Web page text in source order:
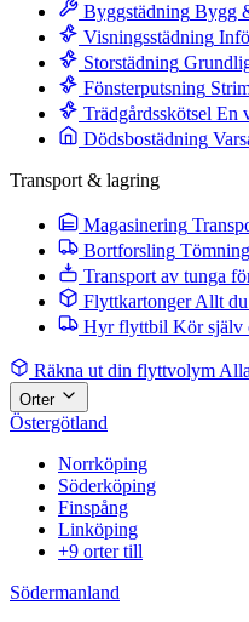
Byggstädning Bygg
Visningsstädning
Storstädning
Fönsterputsning
Trädgårdsskötsel En
Dödsbostädning
Transport & lagring
Magasinering
Bortforsling
Transport av tunga
Flyttkartonger Allt du
Hyr flyttbil Kör själv
Räkna ut din flyttvolym
Orter
Östergötland
Norrköping
Söderköping
Finspång
Linköping
+9 orter till
Södermanland